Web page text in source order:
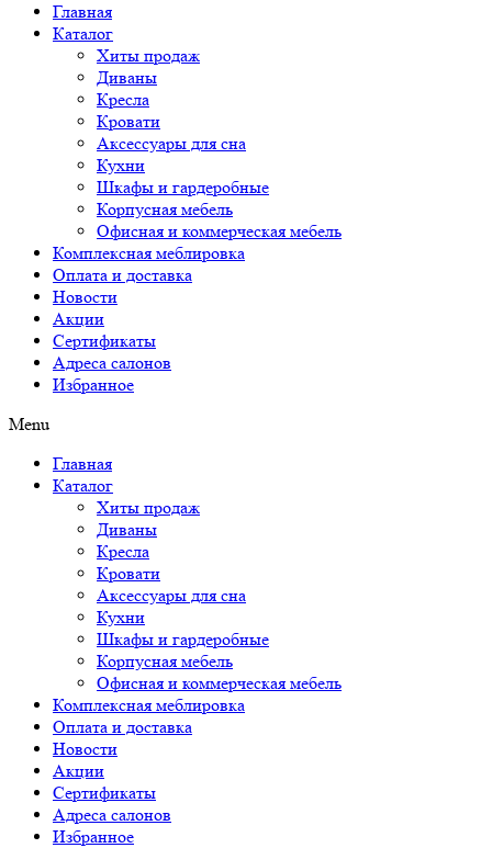
Главная
Каталог
Хиты продаж
Диваны
Кресла
Кровати
Аксессуары для сна
Кухни
Шкафы и гардеробные
Корпусная мебель
Офисная и коммерческая мебель
Комплексная меблировка
Оплата и доставка
Новости
Акции
Сертификаты
Адреса салонов
Избранное
Menu
Главная
Каталог
Хиты продаж
Диваны
Кресла
Кровати
Аксессуары для сна
Кухни
Шкафы и гардеробные
Корпусная мебель
Офисная и коммерческая мебель
Комплексная меблировка
Оплата и доставка
Новости
Акции
Сертификаты
Адреса салонов
Избранное